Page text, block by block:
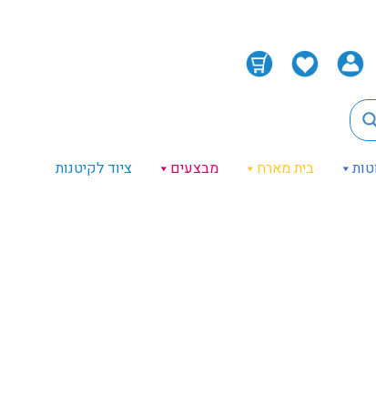
בית מארח מבצעים
ציוד לקיטנות